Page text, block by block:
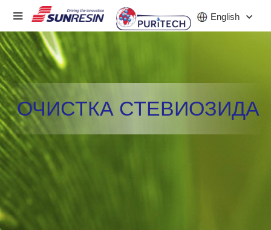
English
КОМПАНИЯ
ПРОДУКТ
ПРИЛОЖЕНИЕ
ИНВЕСТОРЫ
КАРЬЕРА
ОЧИСТКА СТЕВИОЗИДА